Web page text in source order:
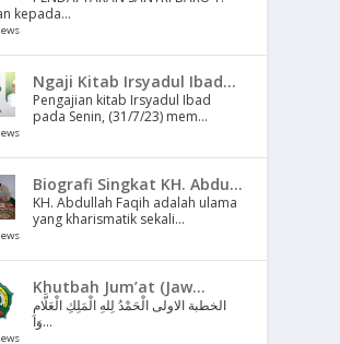
kepada...
Ngaji Kitab Irsyadul Ibad...
Pengajian kitab Irsyadul Ibad
pada Senin, (31/7/23) mem...
Biografi Singkat KH. Abdu...
KH. Abdullah Faqih adalah ulama
yang kharismatik sekali...
Khutbah Jum’at (Jaw...
الخطبة الاولى الْحَمْدُ لِلهِ الْمَلِكِ الْعَلَّامِ
وَا...